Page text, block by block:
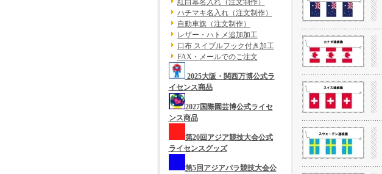
紅白幕名入れ（注文制作）
ハチマキ名入れ（注文制作）
自動車旗（注文制作）
レザー・ハトメ追加加工
口布 スイブルフック付き加工
FAX・メールでのご注文
2025大阪・関西万博公式ラ
イセンス商品
2027国際園芸博公式ライセ
ンス商品
第20回アジア競技大会公式
ライセンスグッズ
第5回アジアパラ競技大会公